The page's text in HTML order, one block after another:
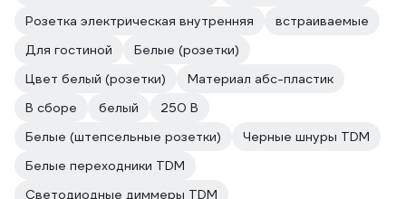
Розетка электрическая внутренняя
встраиваемые
Для гостиной
Белые (розетки)
Цвет белый (розетки)
Материал абс-пластик
В сборе
белый
250 В
Белые (штепсельные розетки)
Черные шнуры TDM
Белые переходники TDM
Светодиодные диммеры TDM